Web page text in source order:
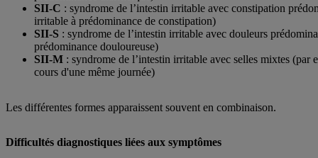
SII-C : syndrome de l’intestin irritable avec constipation
irritable à prédominance de constipation)
SII-S : syndrome de l’intestin irritable avec douleurs
prédominance douloureuse)
SII-M : syndrome de l’intestin irritable avec selles mixtes (par
cours d'une même journée)
Les différentes formes apparaissent souvent en combinaison.
Difficultés diagnostiques liées aux symptômes